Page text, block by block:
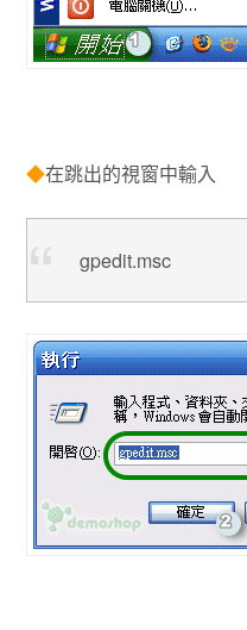
◆在跳出的視窗中輸入
gpedit.msc